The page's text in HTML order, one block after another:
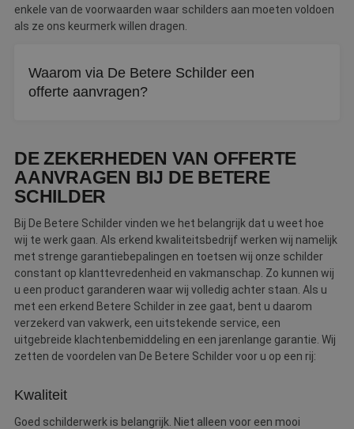
enkele van de voorwaarden waar schilders aan moeten voldoen
als ze ons keurmerk willen dragen.
Waarom via De Betere Schilder een
offerte aanvragen?
uitstekende service en het lage btw-tarief van 9%.
DE ZEKERHEDEN VAN OFFERTE
AANVRAGEN BIJ DE BETERE
SCHILDER
Bij De Betere Schilder vinden we het belangrijk dat u weet hoe
wij te werk gaan. Als erkend kwaliteitsbedrijf werken wij namelijk
met strenge garantiebepalingen en toetsen wij onze schilder
constant op klanttevredenheid en vakmanschap. Zo kunnen wij
u een product garanderen waar wij volledig achter staan. Als u
met een erkend Betere Schilder in zee gaat, bent u daarom
verzekerd van vakwerk, een uitstekende service, een
uitgebreide klachtenbemiddeling en een jarenlange garantie. Wij
zetten de voordelen van De Betere Schilder voor u op een rij:
Kwaliteit
Goed schilderwerk is belangrijk. Niet alleen voor een mooi